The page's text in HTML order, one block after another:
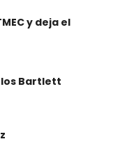
y deja el
Bartlett